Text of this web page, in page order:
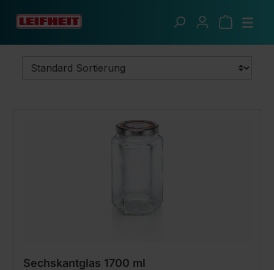
Zum Hauptinhalt springen
Sechskantglas 1700 ml